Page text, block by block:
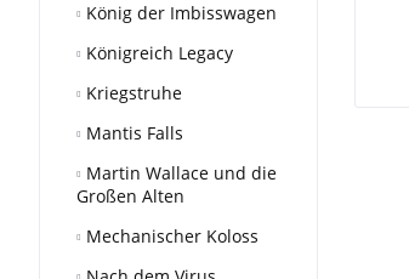
König der Imbisswagen
Königreich Legacy
Kriegstruhe
Mantis Falls
Martin Wallace und die
Großen Alten
Mechanischer Koloss